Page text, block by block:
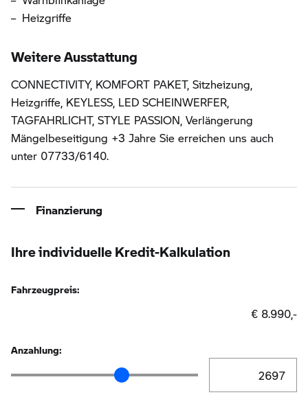
Heizgriffe
Weitere Ausstattung
CONNECTIVITY, KOMFORT PAKET, Sitzheizung,
Heizgriffe, KEYLESS, LED SCHEINWERFER,
TAGFAHRLICHT, STYLE PASSION, Verlängerung
Mängelbeseitigung +3 Jahre Sie erreichen uns auch
unter 07733/6140.
Finanzierung
Ihre individuelle Kredit-Kalkulation
Fahrzeugpreis:
€ 8.990,-
Anzahlung:
Anzahlung Schieberegler